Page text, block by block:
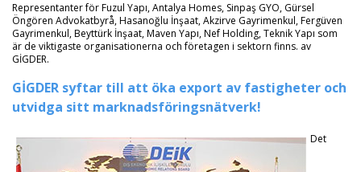
Representanter för Fuzul Yapı, Antalya Homes, Sinpaş GYO, Gürsel
Öngören Advokatbyrå, Hasanoğlu İnşaat, Akzirve Gayrimenkul, Fergüven
Gayrimenkul, Beyttürk İnşaat, Maven Yapı, Nef Holding, Teknik Yapı som
är de viktigaste organisationerna och företagen i sektorn finns. av
GİGDER.
GİGDER syftar till att öka export av fastigheter och
utvidga sitt marknadsföringsnätverk!
Det